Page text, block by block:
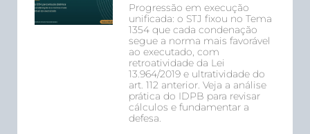
Progressão em execução
unificada: o STJ fixou no Tema
1354 que cada condenação
segue a norma mais favorável
ao executado, com
retroatividade da Lei
13.964/2019 e ultratividade do
art. 112 anterior. Veja a análise
prática do IDPB para revisar
cálculos e fundamentar a
defesa.